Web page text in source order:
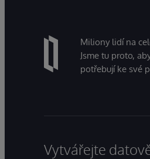
Miliony lidí na
Jsme tu proto,
potřebují ke své
Vytvářejte